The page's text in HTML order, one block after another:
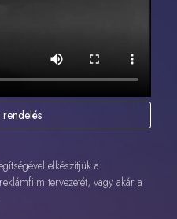
elkészítjük a
tervezetét, vagy akár a